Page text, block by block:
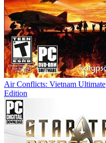
Air Conflicts: Vietnam Ultimate
Edition